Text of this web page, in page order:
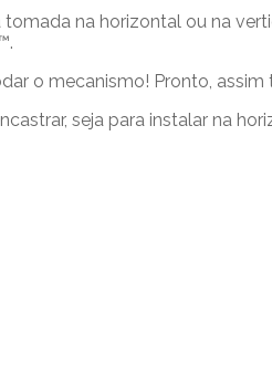
na horizontal ou na
o mecanismo! Pronto,
seja para instalar na